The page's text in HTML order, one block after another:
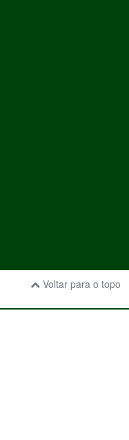
Voltar para o topo